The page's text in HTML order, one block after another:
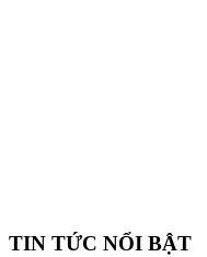
TIN TỨC NỔI BẬT